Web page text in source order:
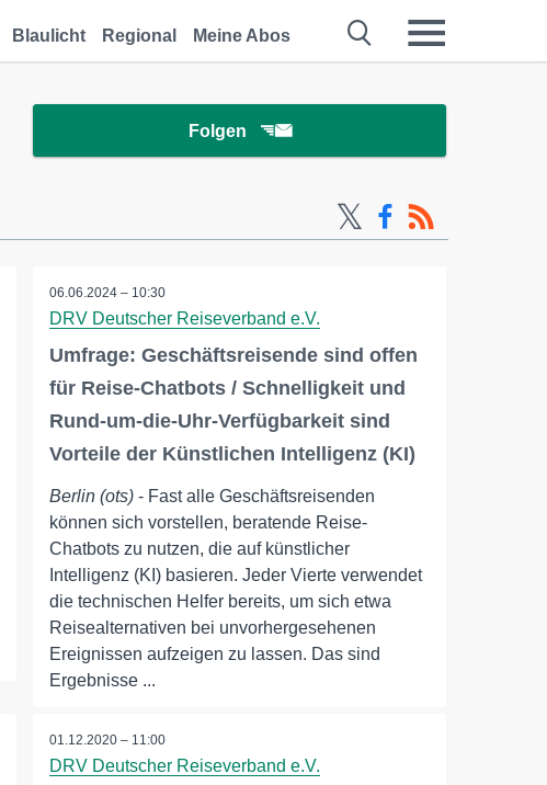
Blaulicht Regional Meine Abos
Folgen
06.06.2024 – 10:30
DRV Deutscher Reiseverband e.V.
Umfrage: Geschäftsreisende sind offen
für Reise-Chatbots / Schnelligkeit und
Rund-um-die-Uhr-Verfügbarkeit sind
Vorteile der Künstlichen Intelligenz (KI)
Berlin (ots) - Fast alle Geschäftsreisenden
können sich vorstellen, beratende Reise-
Chatbots zu nutzen, die auf künstlicher
Intelligenz (KI) basieren. Jeder Vierte verwendet
die technischen Helfer bereits, um sich etwa
Reisealternativen bei unvorhergesehenen
Ereignissen aufzeigen zu lassen. Das sind
Ergebnisse ...
01.12.2020 – 11:00
DRV Deutscher Reiseverband e.V.